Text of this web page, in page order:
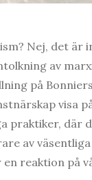
Nej, det är
av
på
visa
praktiker, där
av
en reaktion på